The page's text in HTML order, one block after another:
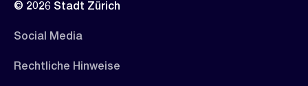
© 2026 Stadt Zürich
Social Media
Rechtliche Hinweise